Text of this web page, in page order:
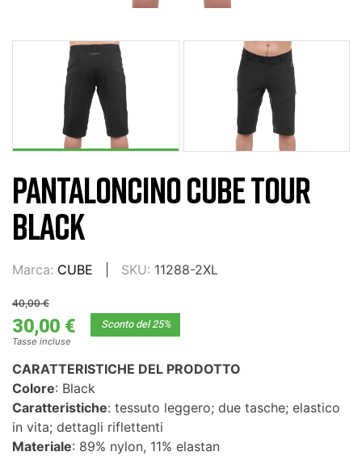
PANTALONCINO CUBE TOUR
BLACK
Marca: CUBE SKU: 11288-2XL
40,00 €
30,00 € Sconto del 25%
Tasse incluse
CARATTERISTICHE DEL PRODOTTO
Colore: Black
Caratteristiche: tessuto leggero; due tasche; elastico
in vita; dettagli riflettenti
Materiale: 89% nylon, 11% elastan